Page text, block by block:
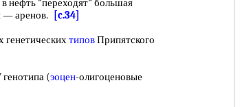
нефть "переходят" большая
— аренов.
[c.34]
типовПрипятского
(эоцен-олигоценовые